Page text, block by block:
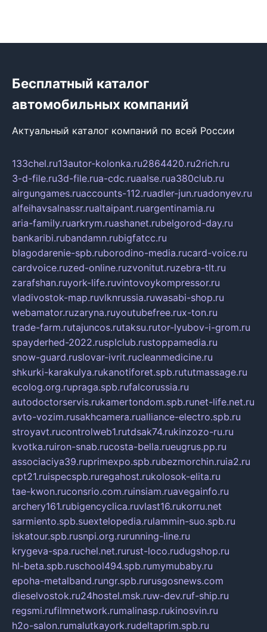
Бесплатный каталог
автомобильных компаний
Актуальный каталог компаний по всей России
133chel.ru13autor-kolonka.ru2864420.ru2rich.ru
3-d-file.ru3d-file.rua-cdc.ruaalse.rua380club.ru
airgungames.ruaccounts-112.ruadler-jun.ruadonyev.ru
alfeihavsalnassr.rualtaipant.ruargentinamia.ru
aria-family.ruarkrym.ruashanet.rubelgorod-day.ru
bankaribi.rubandamn.rubigfatcc.ru
blagodarenie-spb.ruborodino-media.rucard-voice.ru
cardvoice.ruzed-online.ruzvonitut.ruzebra-tlt.ru
zarafshan.ruyork-life.ruvintovoykompressor.ru
vladivostok-map.ruvlknrussia.ruwasabi-shop.ru
webamator.ruzaryna.ruyoutubefree.rux-ton.ru
trade-farm.rutajuncos.rutaksu.rutor-lyubov-i-grom.ru
spayderhed-2022.rusplclub.rustoppamedia.ru
snow-guard.ruslovar-ivrit.rucleanmedicine.ru
shkurki-karakulya.rukanotiforet.spb.rututmassage.ru
ecolog.org.rupraga.spb.rufalcorussia.ru
autodoctorservis.rukamertondom.spb.runet-life.net.ru
avto-vozim.rusakhcamera.rualliance-electro.spb.ru
stroyavt.rucontrolweb1.rutdsak74.rukinzozo-ru.ru
kvotka.ruiron-snab.rucosta-bella.rueugrus.pp.ru
associaciya39.ruprimexpo.spb.rubezmorchin.ruia2.ru
cpt21.ruispecspb.ruregahost.rukolosok-elita.ru
tae-kwon.ruconsrio.com.ruinsiam.ruavegainfo.ru
archery161.rubigencyclica.ruvlast16.rukorru.net
sarmiento.spb.suextelopedia.rulammin-suo.spb.ru
iskatour.spb.rusnpi.org.rurunning-line.ru
krygeva-spa.ruchel.net.rurust-loco.rudugshop.ru
hl-beta.spb.ruschool494.spb.rumymubaby.ru
epoha-metalband.rungr.spb.rurusgosnews.com
dieselvostok.ru24hostel.msk.ruw-dev.ruf-ship.ru
regsmi.rufilmnetwork.rumalinasp.rukinosvin.ru
h2o-salon.rumalutkayork.rudeltaprim.spb.ru